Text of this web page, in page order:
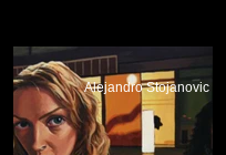
Alejandro Stojanovic